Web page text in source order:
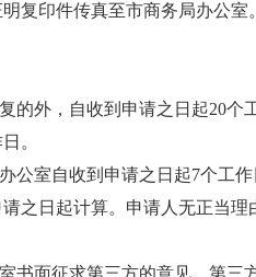
复印件传真至市商务局办公室
外，自收到申请之日起20个
。
室自收到申请之日起7个工作
之日起计算。申请人无正当
面征求第三方的意见。第三